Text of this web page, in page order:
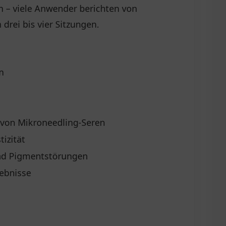
viele Anwender berichten von
bis vier Sitzungen.
Mikroneedling-Seren
Pigmentstörungen